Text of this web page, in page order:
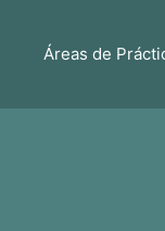
Áreas de